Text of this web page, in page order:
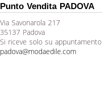
Punto Vendita PADOVA
Via Savonarola 217
35137 Padova
Si riceve solo su appuntamento
padova@modaedile.com